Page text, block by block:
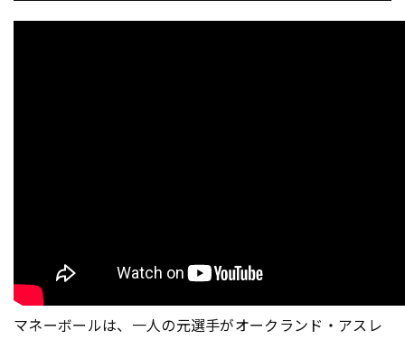
マネーボールは、一人の元選手がオークランド・アスレ